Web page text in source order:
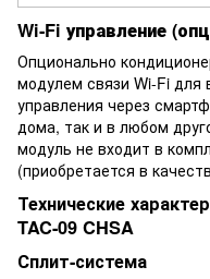
Wi-Fi управление
Опционально
модулем связи Wi-Fi для
управления через
дома, так и в любом
модуль не входит в
(приобретается в
Технические
TAC-09 CHSA
Сплит-система